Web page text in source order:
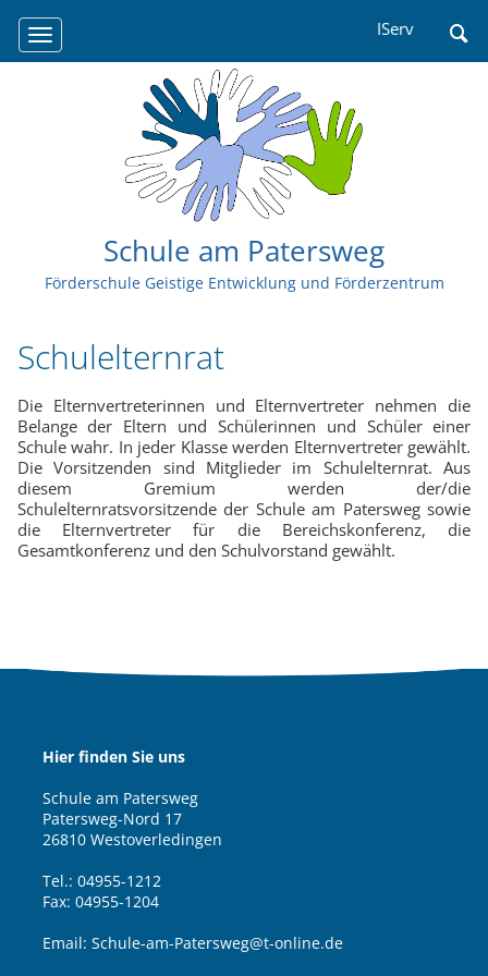
IServ
überspringen
Schule am Patersweg
Förderschule Geistige Entwicklung und Förderzentrum
Schulelternrat
Die Elternvertreterinnen und Elternvertreter nehmen die
Belange der Eltern und Schülerinnen und Schüler einer
Schule wahr. In jeder Klasse werden Elternvertreter gewählt.
Die Vorsitzenden sind Mitglieder im Schulelternrat. Aus
diesem Gremium werden der/die
Schulelternratsvorsitzende der Schule am Patersweg sowie
die Elternvertreter für die Bereichskonferenz, die
Gesamtkonferenz und den Schulvorstand gewählt.
Hier finden Sie uns
Schule am Patersweg
Patersweg-Nord 17
26810 Westoverledingen
Tel.: 04955-1212
Fax: 04955-1204
Email: Schule-am-Patersweg@t-online.de